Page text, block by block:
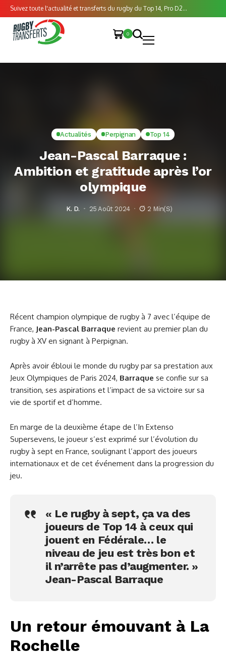
Suivez toute l'actualité et transferts du rugby du Top 14, Pro D2...
0
Actualités Perpignan Top 14
Jean-Pascal Barraque :
Ambition et gratitude après l’or
olympique
K. D. 25 Août 2024 2 Min(s)
Récent champion olympique de rugby à 7 avec l’équipe de
France, Jean-Pascal Barraque revient au premier plan du
rugby à XV en signant à Perpignan.
Après avoir ébloui le monde du rugby par sa prestation aux
Jeux Olympiques de Paris 2024, Barraque se confie sur sa
transition, ses aspirations et l’impact de sa victoire sur sa
vie de sportif et d’homme.
En marge de la deuxième étape de l’In Extenso
Supersevens, le joueur s’est exprimé sur l’évolution du
rugby à sept en France, soulignant l’apport des joueurs
internationaux et de cet événement dans la progression du
jeu.
« Le rugby à sept, ça va des
joueurs de Top 14 à ceux qui
jouent en Fédérale… le
niveau de jeu est très bon et
il n’arrête pas d’augmenter. »
Jean-Pascal Barraque
Un retour émouvant à La
Rochelle